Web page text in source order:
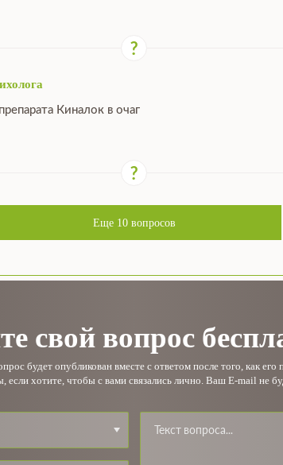
Киналок в очаг
Еще 10 вопросов
свой вопрос
будет опубликован вместе с ответом после того, как его
если хотите, чтобы с вами связались лично. Ваш E-mail не